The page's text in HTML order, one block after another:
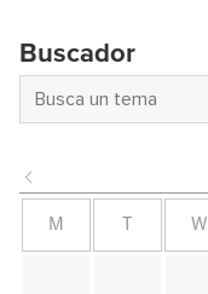
Buscador
M W